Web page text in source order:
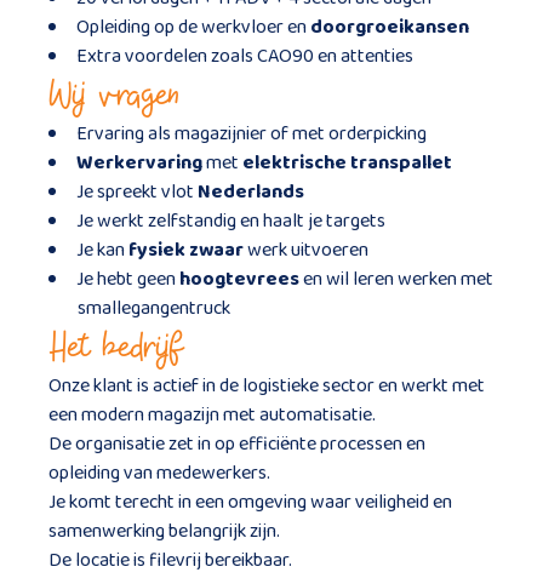
Opleiding op de werkvloer endoorgroeikansen
Extra voordelen zoals CAO90 en attenties
Wij vragen
Ervaring als magazijnier of met orderpicking
Werkervaringmet elektrische transpallet
Je spreekt vlot Nederlands
Je werkt zelfstandig en haalt je targets
Je kanfysiek zwaarwerk uitvoeren
Je hebt geenhoogtevreesen wil leren werken met
smallegangentruck
Het bedrijf
Onze klant is actief in de logistieke sector en werkt met
een modern magazijn met automatisatie.
De organisatie zet in op efficiënte processen en
opleiding van medewerkers.
Je komt terecht in een omgeving waar veiligheid en
samenwerking belangrijk zijn.
De locatie is filevrij bereikbaar.